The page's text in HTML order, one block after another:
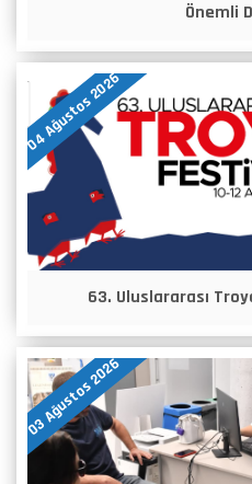
Önemli
04 Ağustos 2026
63. Uluslararası
03 Ağustos 2026